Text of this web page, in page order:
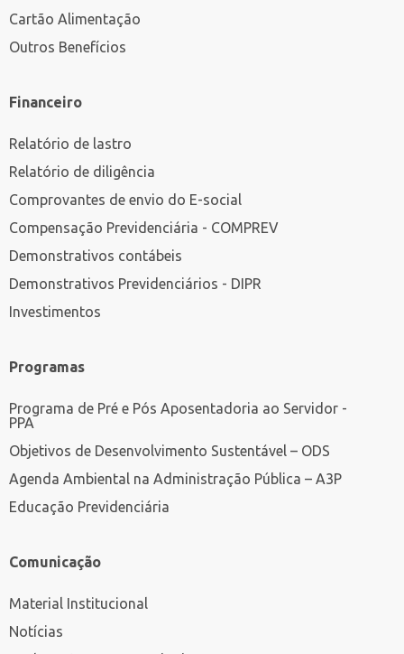
Cartão Alimentação
Outros Benefícios
Financeiro
Relatório de lastro
Relatório de diligência
Comprovantes de envio do E-social
Compensação Previdenciária - COMPREV
Demonstrativos contábeis
Demonstrativos Previdenciários - DIPR
Investimentos
Programas
Programa de Pré e Pós Aposentadoria ao Servidor -
PPA
Objetivos de Desenvolvimento Sustentável – ODS
Agenda Ambiental na Administração Pública – A3P
Educação Previdenciária
Comunicação
Material Institucional
Notícias